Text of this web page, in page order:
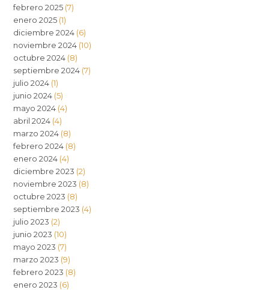
febrero 2025 (7)
enero 2025 (1)
diciembre 2024 (6)
noviembre 2024 (10)
octubre 2024 (8)
septiembre 2024 (7)
julio 2024 (1)
junio 2024 (5)
mayo 2024 (4)
abril 2024 (4)
marzo 2024 (8)
febrero 2024 (8)
enero 2024 (4)
diciembre 2023 (2)
noviembre 2023 (8)
octubre 2023 (8)
septiembre 2023 (4)
julio 2023 (2)
junio 2023 (10)
mayo 2023 (7)
marzo 2023 (9)
febrero 2023 (8)
enero 2023 (6)